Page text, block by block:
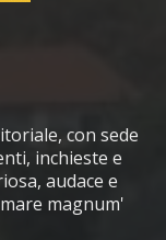
con sede
inchieste e
audace e
magnum'